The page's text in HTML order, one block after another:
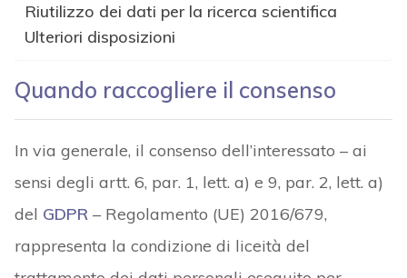
Riutilizzo dei dati per la ricerca scientifica
Ulteriori disposizioni
Quando raccogliere il consenso
In via generale, il consenso dell’interessato – ai
sensi degli artt. 6, par. 1, lett. a) e 9, par. 2, lett. a)
del GDPR– Regolamento (UE) 2016/679,
rappresenta la condizione di liceità del